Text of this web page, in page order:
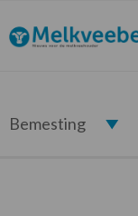
de
hoofdnavigatie
de
hoofd
de
eerste
de
voettekst
Melkveebedrijf.nl
Bemesting